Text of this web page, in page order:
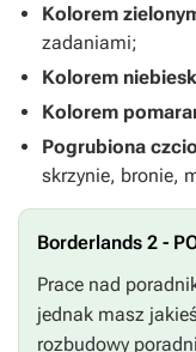
Kolorem
zadaniami;
Kolorem
Kolorem
Pogrubiona
skrzynie, bronie,
Borderlands 2 -
Prace nad
jednak masz
rozbudowy